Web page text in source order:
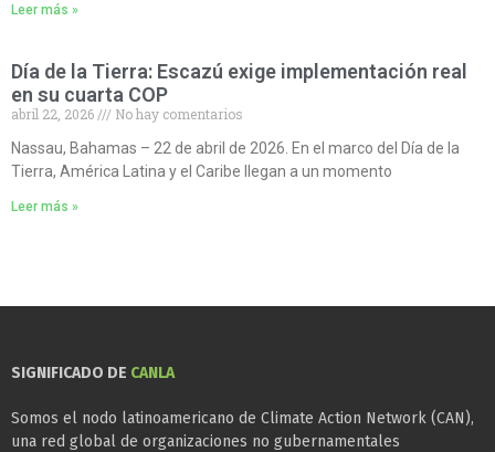
Leer más »
Día de la Tierra: Escazú exige implementación real
en su cuarta COP
abril 22, 2026
No hay comentarios
Nassau, Bahamas – 22 de abril de 2026. En el marco del Día de la
Tierra, América Latina y el Caribe llegan a un momento
Leer más »
SIGNIFICADO DE CANLA
Somos el nodo latinoamericano de Climate Action Network (CAN),
una red global de organizaciones no gubernamentales